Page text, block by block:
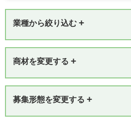
業種から絞り込む +
商材を変更する +
募集形態を変更する +